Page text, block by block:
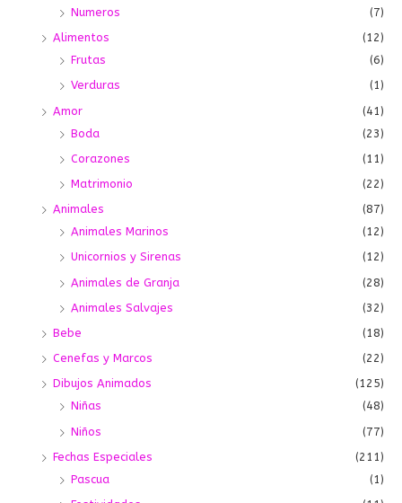
Numeros
(7)
Alimentos
(12)
Frutas
(6)
Verduras
(1)
Amor
(41)
Boda
(23)
Corazones
(11)
Matrimonio
(22)
Animales
(87)
Animales Marinos
(12)
Unicornios y Sirenas
(12)
Animales de Granja
(28)
Animales Salvajes
(32)
Bebe
(18)
Cenefas y Marcos
(22)
Dibujos Animados
(125)
Niñas
(48)
Niños
(77)
Fechas Especiales
(211)
Pascua
(1)